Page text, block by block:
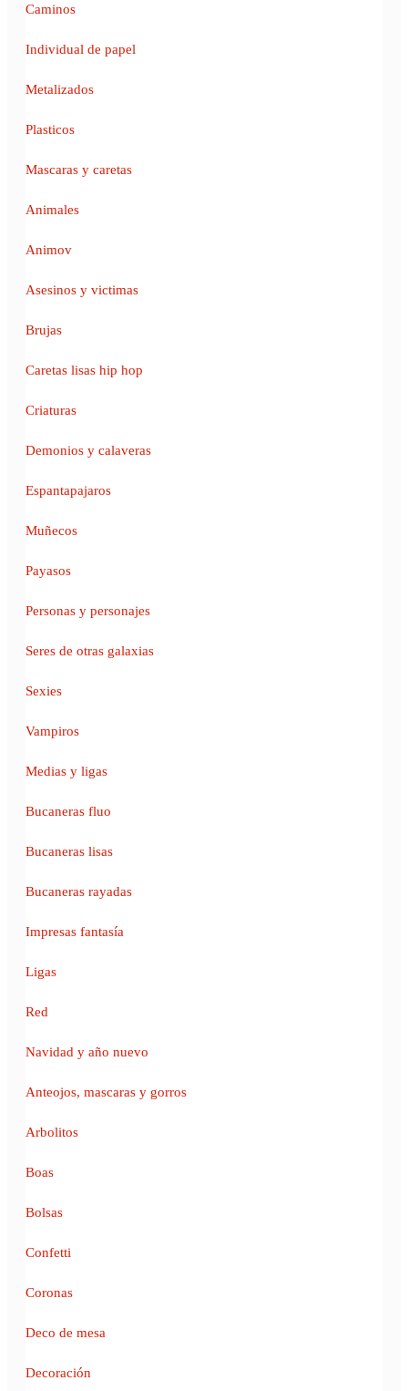
Caminos
Individual de papel
Metalizados
Plasticos
Mascaras y caretas
Animales
Animov
Asesinos y victimas
Brujas
Caretas lisas hip hop
Criaturas
Demonios y calaveras
Espantapajaros
Muñecos
Payasos
Personas y personajes
Seres de otras galaxias
Sexies
Vampiros
Medias y ligas
Bucaneras fluo
Bucaneras lisas
Bucaneras rayadas
Impresas fantasía
Ligas
Red
Navidad y año nuevo
Anteojos, mascaras y gorros
Arbolitos
Boas
Bolsas
Confetti
Coronas
Deco de mesa
Decoración